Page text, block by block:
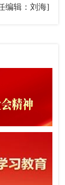
编辑：刘海]